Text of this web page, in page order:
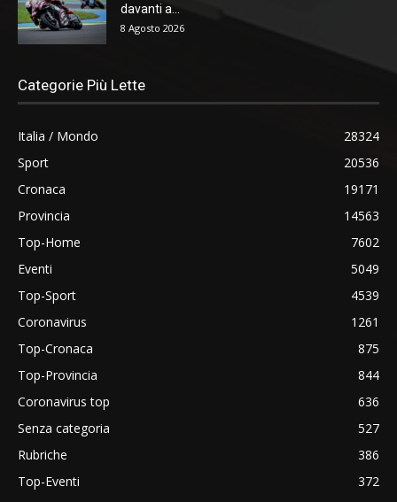
davanti a...
8 Agosto 2026
Categorie Più Lette
Italia / Mondo
28324
Sport
20536
Cronaca
19171
Provincia
14563
Top-Home
7602
Eventi
5049
Top-Sport
4539
Coronavirus
1261
Top-Cronaca
875
Top-Provincia
844
Coronavirus top
636
Senza categoria
527
Rubriche
386
Top-Eventi
372